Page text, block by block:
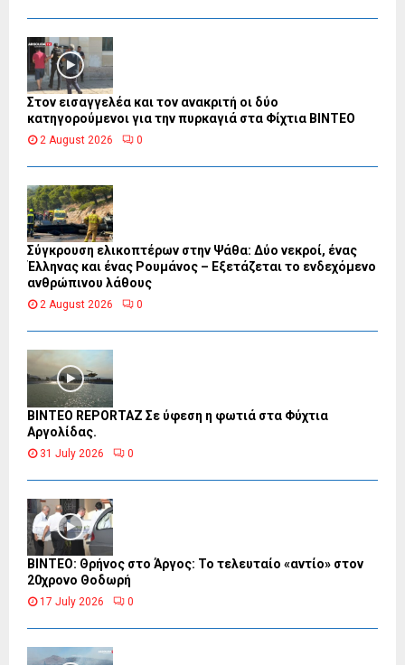
Στον εισαγγελέα και τον ανακριτή οι δύο
κατηγορούμενοι για την πυρκαγιά στα Φίχτια ΒΙΝΤΕΟ
2 August 2026 0
Σύγκρουση ελικοπτέρων στην Ψάθα: Δύο νεκροί, ένας
Έλληνας και ένας Ρουμάνος – Εξετάζεται το ενδεχόμενο
ανθρώπινου λάθους
2 August 2026 0
BINTEO REPORTAZ Σε ύφεση η φωτιά στα Φύχτια
Αργολίδας.
31 July 2026 0
ΒΙΝΤΕΟ: Θρήνος στο Άργος: Το τελευταίο «αντίο» στον
20χρονο Θοδωρή
17 July 2026 0